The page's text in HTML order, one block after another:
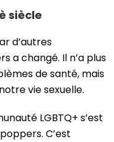
siècle
d’autres
a changé. Il n’a plus
de santé, mais
vie sexuelle.
LGBTQ+ s’est
C’est